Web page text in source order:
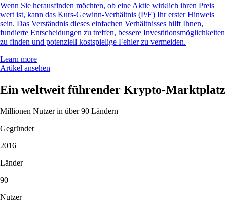
Wenn Sie herausfinden möchten, ob eine Aktie wirklich ihren Preis
wert ist, kann das Kurs-Gewinn-Verhältnis (P/E) Ihr erster Hinweis
sein. Das Verständnis dieses einfachen Verhältnisses hilft Ihnen,
fundierte Entscheidungen zu treffen, bessere Investitionsmöglichkeiten
zu finden und potenziell kostspielige Fehler zu vermeiden.
Learn more
Artikel ansehen
Ein weltweit führender Krypto-Marktplatz
Millionen Nutzer in über 90 Ländern
Gegründet
2016
Länder
90
Nutzer